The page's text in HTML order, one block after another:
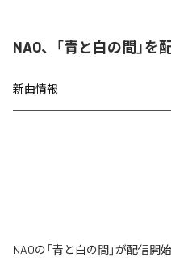
NAO、「青と白の間」を
新曲情報
NAOの「青と白の間」が配信